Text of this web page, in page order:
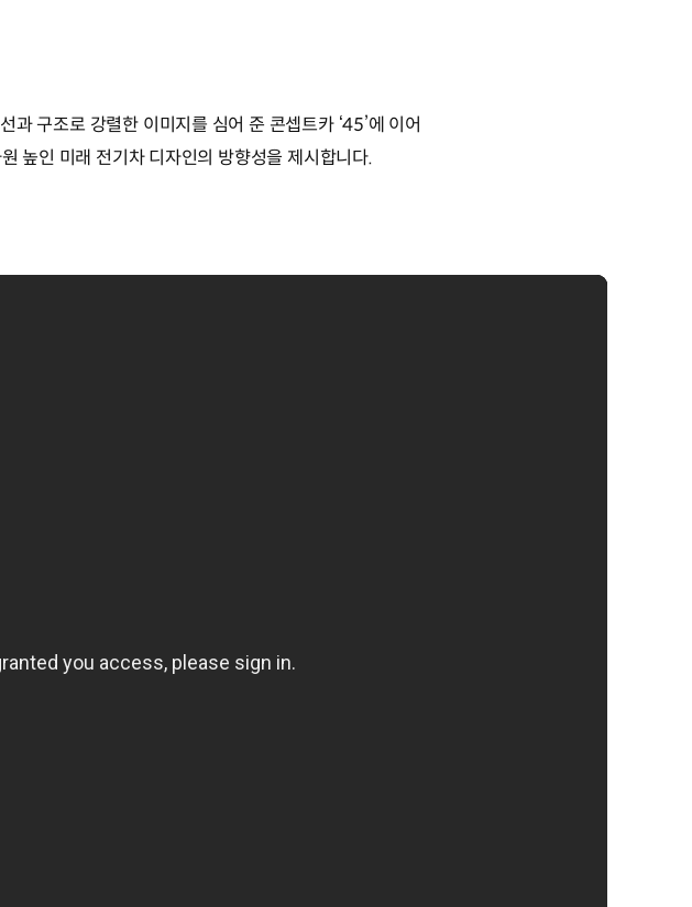
구조로 강렬한 이미지를 심어 준 콘셉트카 ‘45’에 이어
높인 미래 전기차 디자인의 방향성을 제시합니다.